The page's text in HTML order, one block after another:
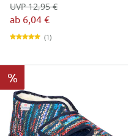
ab 6,04 €
UVP 12,95 €
(1)
%